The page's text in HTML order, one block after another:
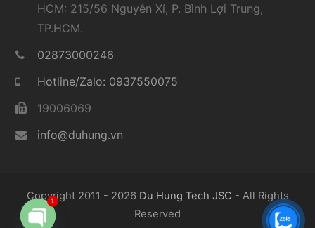
HCM: 215/56 Nguyễn Xí, P. Bình Lợi Trung,
TP.HCM.
02873000246
Hotline/Zalo: 0937550075
19006069
info@duhung.vn
Copyright 2011 - 2026 Du Hung Tech JSC - All Rights
Reserved
1